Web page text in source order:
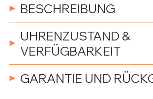
BESCHREIBUNG
UHRENZUSTAND &
VERFÜGBARKEIT
GARANTIE UND